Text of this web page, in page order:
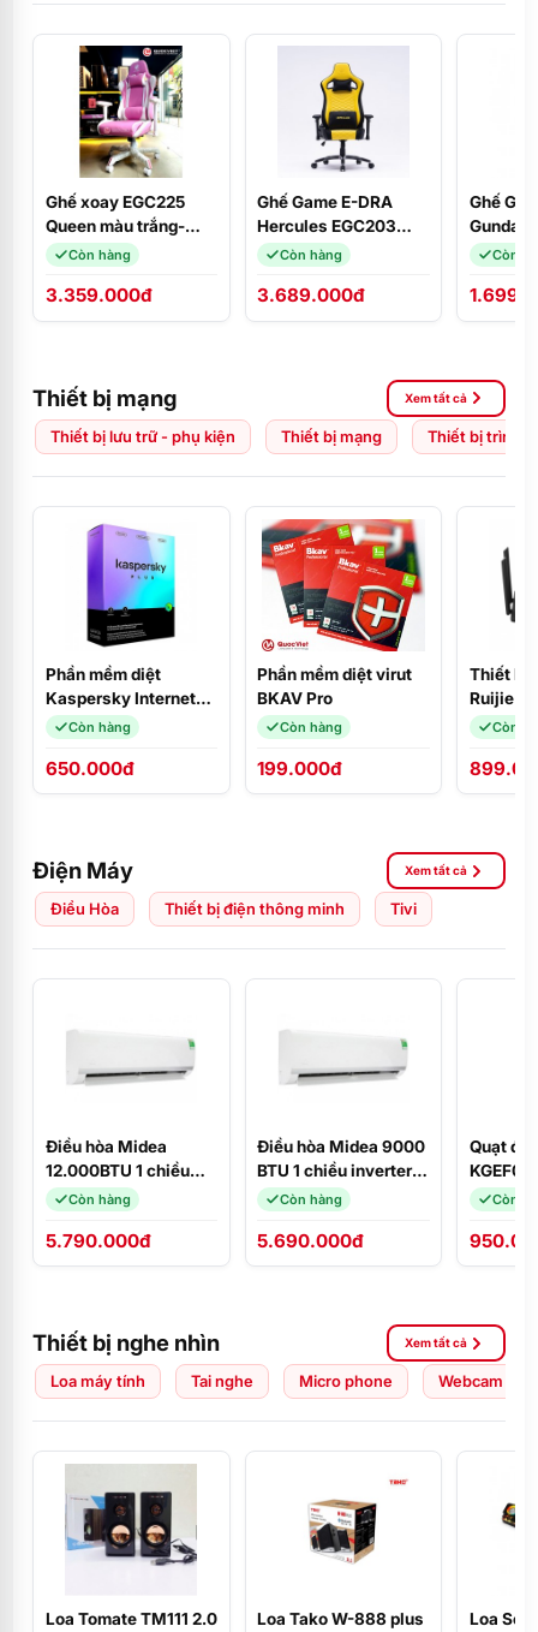
Ghế xoay EGC225
Queen màu trắng-
hồng E-Dra
Còn hàng
3.359.000đ
Ghế Game E-DRA
Hercules EGC203
PRO Black/Yellow
Còn hàng
3.689.000đ
Ghế
Còn
Thiết bị mạng Xem tất cả
Thiết bị lưu trữ - phụ kiện Thiết bị mạng Thiết bị trình
Phần mềm diệt
Kaspersky Internet
Security Plus for 3
Còn hàng
650.000đ
Phần mềm diệt virut
BKAV Pro
Còn hàng
199.000đ
Thiết bị
Ruijie
ProCòn
Điện Máy Xem tất cả
Điều Hòa Thiết bị điện thông minh Tivi
Điều hòa Midea
12.000BTU 1 chiều
MSAFII-13CRN8
Còn hàng
5.790.000đ
Điều hòa Midea 9000
BTU 1 chiều inverter
MSCE-10CRFN8
Còn hàng
5.690.000đ
Quạt
Còn
Thiết bị nghe nhìn Xem tất cả
Loa máy tính Tai nghe Micro phone Webcam
Loa Tomate TM111 2.0 Loa Tako W-888 plus
Loa